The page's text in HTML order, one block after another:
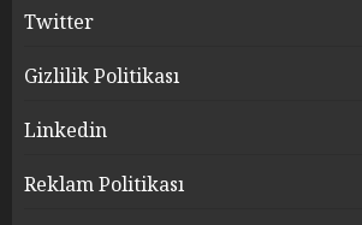
Twitter
Gizlilik Politikası
Linkedin
Reklam Politikası